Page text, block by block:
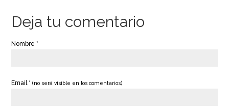
Deja tu comentario
Nombre *
Email *(no será visible en los comentarios)